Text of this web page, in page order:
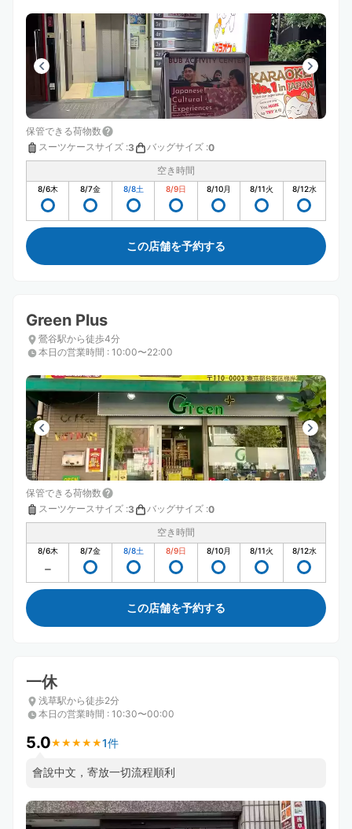
保管できる荷物数
スーツケースサイズ :3 バッグサイズ :0
空き時間
8/6木 8/7金 8/8土 8/9日 8/10月 8/11火 8/12水
この店舗を予約する
Green Plus
鶯谷駅から徒歩4分
本日の営業時間 : 10:00〜22:00
保管できる荷物数
スーツケースサイズ :3 バッグサイズ :0
空き時間
8/6木 8/7金 8/8土 8/9日 8/10月 8/11火 8/12水
この店舗を予約する
一休
浅草駅から徒歩2分
本日の営業時間 : 10:30〜00:00
5.0★ ★ ★ ★ ★
★ ★ ★ ★ ★1件
會說中文，寄放一切流程順利